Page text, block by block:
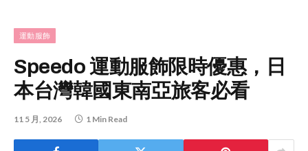
運動服飾
Speedo 運動服飾限時優惠，日
本台灣韓國東南亞旅客必看
11 5 月, 2026 1 Min Read